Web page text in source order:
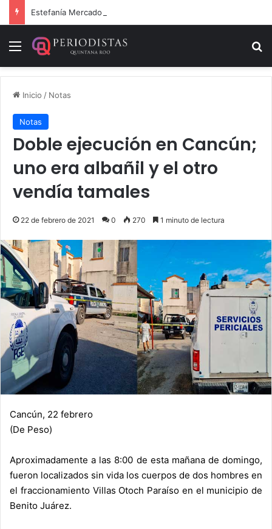
Menú
Inicio / Notas
Notas
Doble ejecución en Cancún;
uno era albañil y el otro
vendía tamales
22 de febrero de 2021 0 270 1 minuto de lectura
Cancún, 22 febrero
(De Peso)
Aproximadamente a las 8:00 de esta mañana de domingo,
fueron localizados sin vida los cuerpos de dos hombres en
el fraccionamiento Villas Otoch Paraíso en el municipio de
Benito Juárez.